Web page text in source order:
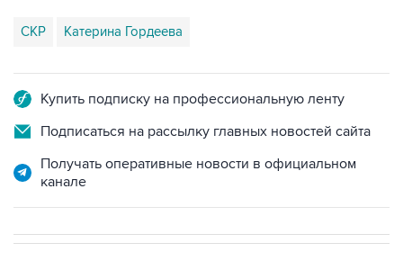
СКР Катерина Гордеева
Купить подписку на профессиональную ленту
Подписаться на рассылку главных новостей сайта
Получать оперативные новости в официальном
канале